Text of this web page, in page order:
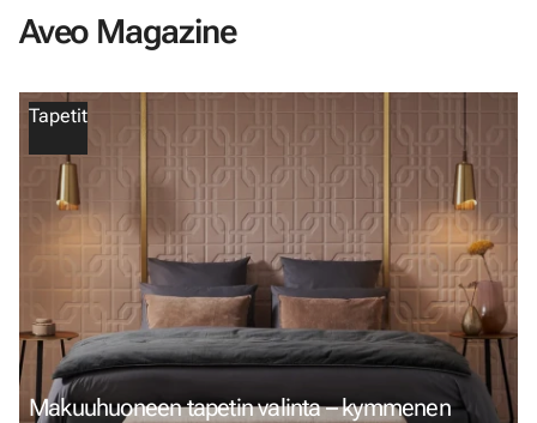
Aveo Magazine
Tapetit
Makuuhuoneen tapetin valinta – kymmenen